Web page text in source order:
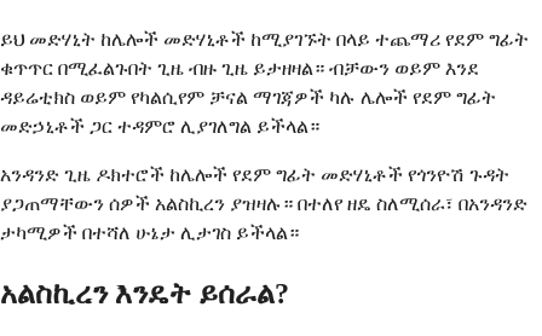
ይህ መድሃኒት ከሌሎች መድሃኒቶች ከሚያገኙት በላይ ተጨማሪ የደም ግፊት
ቁጥጥር በሚፈልጉበት ጊዜ ብዙ ጊዜ ይታዘዛል። ብቻውን ወይም እንደ
ዳይሬቲክስ ወይም የካልሲየም ቻናል ማገጃዎች ካሉ ሌሎች የደም ግፊት
መድኃኒቶች ጋር ተዳምሮ ሊያገለግል ይችላል።
አንዳንድ ጊዜ ዶክተሮች ከሌሎች የደም ግፊት መድሃኒቶች የጎንዮሽ ጉዳት
ያጋጠማቸውን ሰዎች አልስኪረን ያዝዛሉ። በተለየ ዘዴ ስለሚሰራ፣ በአንዳንድ
ታካሚዎች በተሻለ ሁኔታ ሊታገስ ይችላል።
አልስኪረን እንዴት ይሰራል?